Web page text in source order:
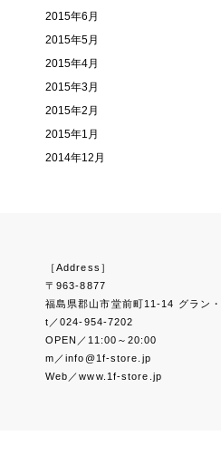
2015年6月
2015年5月
2015年4月
2015年3月
2015年2月
2015年1月
2014年12月
［Address］
〒963-8877
福島県郡山市堂前町11-14 グラン
t／024-954-7202
OPEN／11:00～20:00
m／info@1f-store.jp
Web／www.1f-store.jp